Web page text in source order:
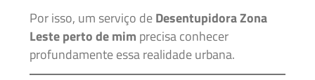
Por isso, um serviço deDesentupidora Zona
Leste perto de mim precisa conhecer
profundamente essa realidade urbana.